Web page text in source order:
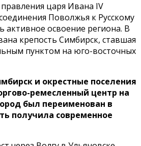
царя Ивана IV
Поволжья к Русскому
активное освоение региона. В
крепость Симбирск, ставшая
пунктом на юго-восточных
и окрестные поселения
ремесленный центр на
был переименован в
получила современное